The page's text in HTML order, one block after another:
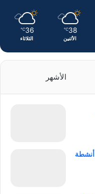
38
℃
الأثنين
36
℃
الثلاثاء
الأشهر
اكتشف سكي دبي أسعار التذاكر وأفضل 5 أنشطة